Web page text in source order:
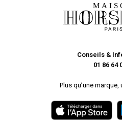
Conseils &
01 86 64
Plus qu’une marque,